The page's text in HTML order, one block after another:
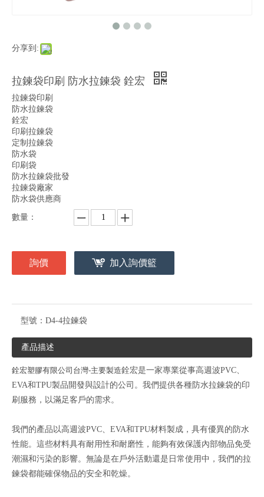
分享到:
拉鍊袋印刷 防水拉鍊袋 銓宏
拉鍊袋印刷
防水拉鍊袋
銓宏
印刷拉鍊袋
定制拉鍊袋
防水袋
印刷袋
防水拉鍊袋批發
拉鍊袋廠家
防水袋供應商
數量：
詢價 加入詢價籃
型號： D4-4拉鍊袋
產品描述
銓宏塑膠有限公司台灣-主要製造銓宏是一家專業從事高週波PVC、
EVA和TPU製品開發與設計的公司。我們提供各種防水拉鍊袋的印
刷服務，以滿足客戶的需求。
我們的產品以高週波PVC、EVA和TPU材料製成，具有優異的防水
性能。這些材料具有耐用性和耐磨性，能夠有效保護內部物品免受
潮濕和污染的影響。無論是在戶外活動還是日常使用中，我們的拉
鍊袋都能確保物品的安全和乾燥。